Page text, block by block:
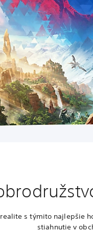
s týmito najlepšie
stiahnutie v